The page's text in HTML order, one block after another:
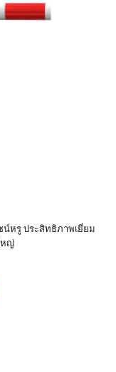
น์หรู ประสิทธิภาพเยี่ยม
หญ่